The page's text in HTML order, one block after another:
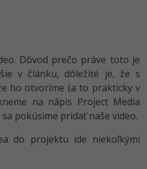
Dôvod prečo práve toto je
v článku, dôležité je, že s
ho otvoríme (a to prakticky v
na nápis Project Media
pokúsime pridať naše video.
do projektu ide niekoľkými